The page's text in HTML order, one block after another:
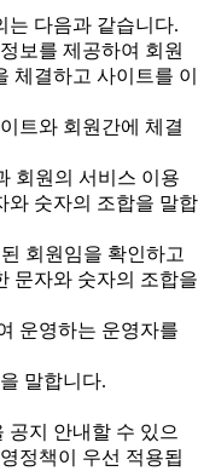
는 다음과 같습니다.
보를 제공하여 회원
체결하고 사이트를 이
트와 회원간에 체결
회원의 서비스 이용
와 숫자의 조합을 말합
회원임을 확인하고
문자와 숫자의 조합을
운영하는 운영자를
말합니다.
공지 안내할 수 있으
정책이 우선 적용됩